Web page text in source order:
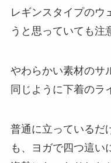
レギンスタイプのウ
うと思っていても注
やわらかい素材のサ
同じように下着のラ
普通に立っているだ
も、ヨガで四つ這い